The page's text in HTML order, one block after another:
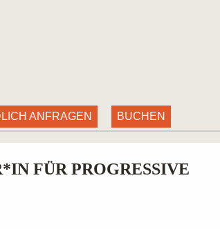
ANFRAGEN BUCHEN
FÜR PROGRESSIVE